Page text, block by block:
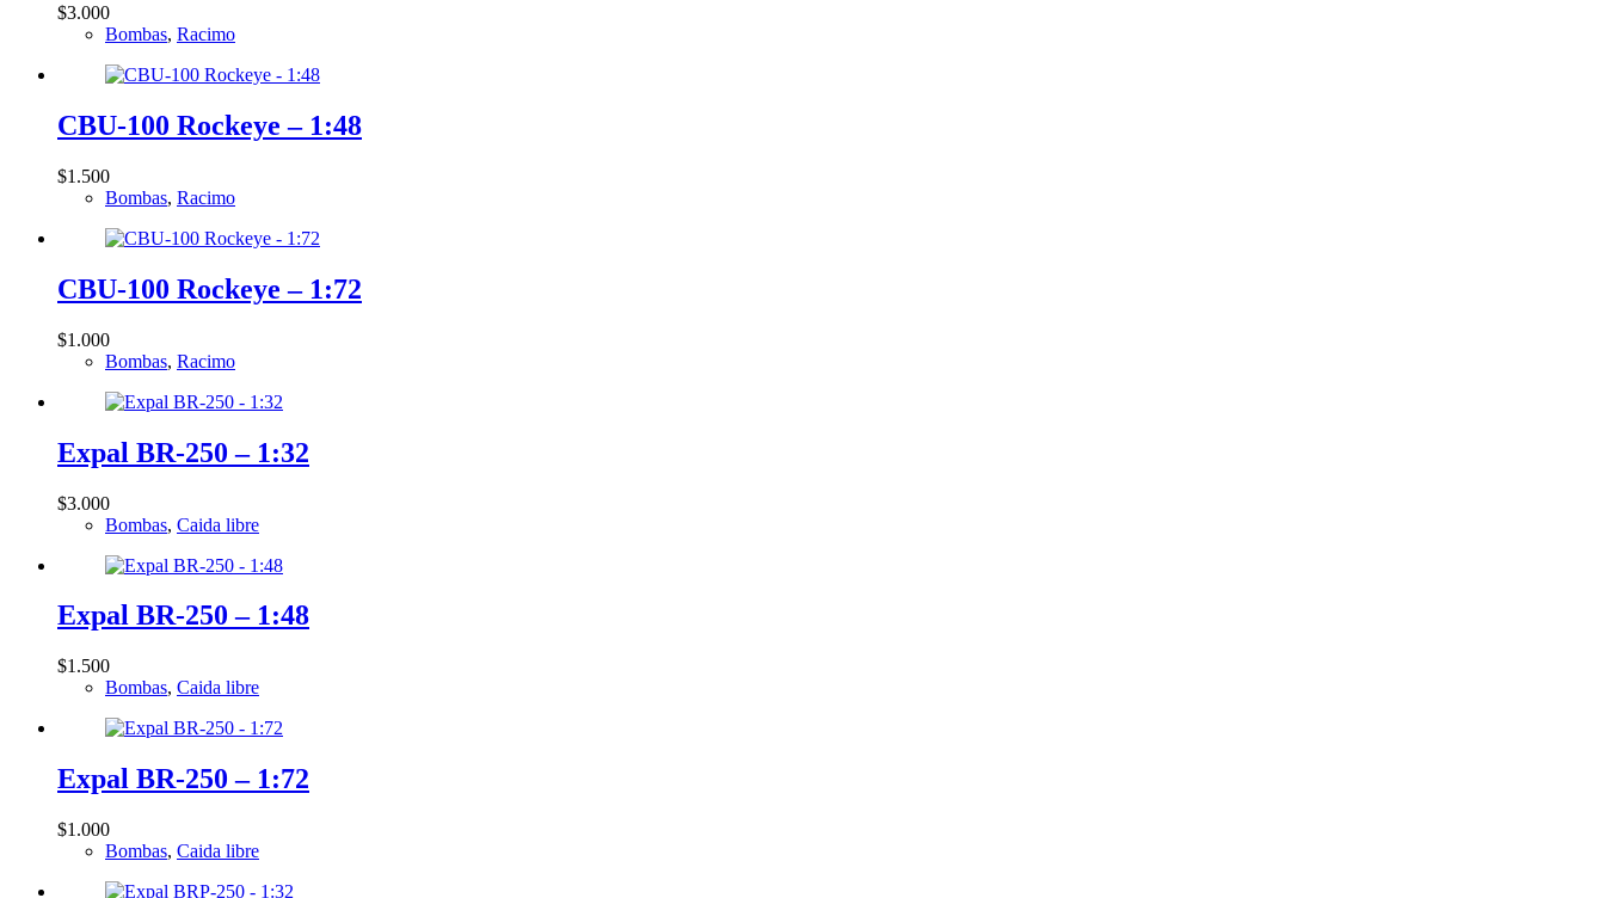
$3.000
Bombas, Racimo
CBU-100 Rockeye – 1:48
$1.500
Bombas, Racimo
CBU-100 Rockeye – 1:72
$1.000
Bombas, Racimo
Expal BR-250 – 1:32
$3.000
Bombas, Caida libre
Expal BR-250 – 1:48
$1.500
Bombas, Caida libre
Expal BR-250 – 1:72
$1.000
Bombas, Caida libre